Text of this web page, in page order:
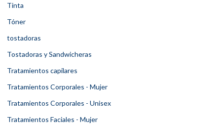
Tinta
Tóner
tostadoras
Tostadoras y Sandwicheras
Tratamientos capilares
Tratamientos Corporales - Mujer
Tratamientos Corporales - Unisex
Tratamientos Faciales - Mujer